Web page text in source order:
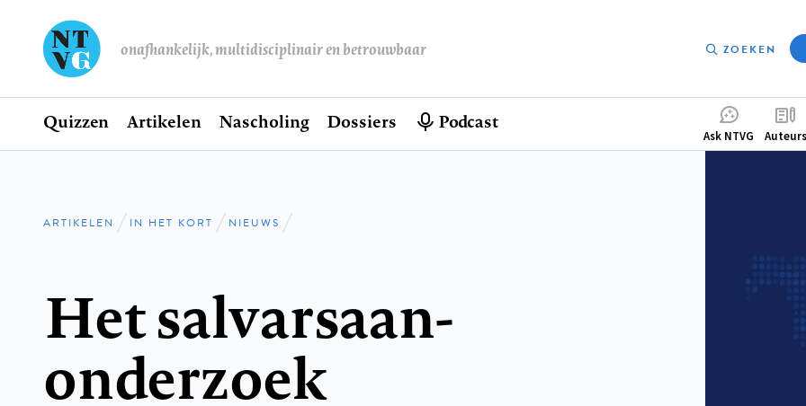
onafhankelijk, multidisciplinair en betrouwbaar ZOEKEN
Hoofdnavigatie
Home
Quizzen Artikelen Nascholing Dossiers Podcast
Ask NTVG Auteurs
Kruimelpad
ARTIKELEN IN HET KORT NIEUWS
Het salvarsaan-
onderzoek